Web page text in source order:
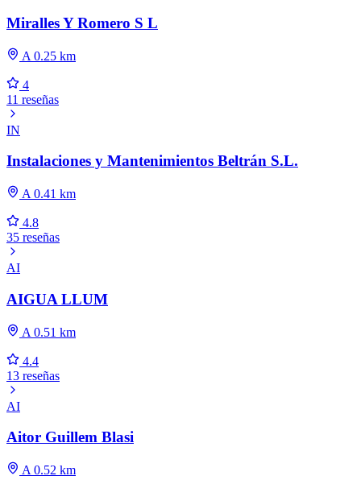
Miralles Y Romero S L
A 0.25 km
4
11 reseñas
IN
Instalaciones y Mantenimientos Beltrán S.L.
A 0.41 km
4.8
35 reseñas
AI
AIGUA LLUM
A 0.51 km
4.4
13 reseñas
AI
Aitor Guillem Blasi
A 0.52 km